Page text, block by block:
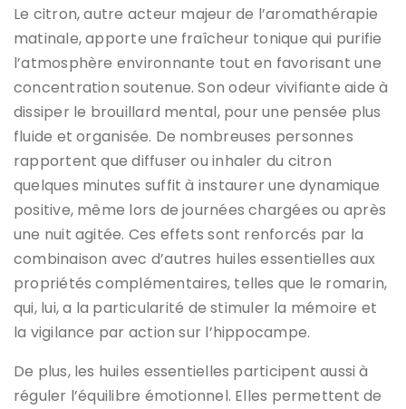
Le citron, autre acteur majeur de l’aromathérapie
matinale, apporte une fraîcheur tonique qui purifie
l’atmosphère environnante tout en favorisant une
concentration soutenue. Son odeur vivifiante aide à
dissiper le brouillard mental, pour une pensée plus
fluide et organisée. De nombreuses personnes
rapportent que diffuser ou inhaler du citron
quelques minutes suffit à instaurer une dynamique
positive, même lors de journées chargées ou après
une nuit agitée. Ces effets sont renforcés par la
combinaison avec d’autres huiles essentielles aux
propriétés complémentaires, telles que le romarin,
qui, lui, a la particularité de stimuler la mémoire et
la vigilance par action sur l’hippocampe.
De plus, les huiles essentielles participent aussi à
réguler l’équilibre émotionnel. Elles permettent de